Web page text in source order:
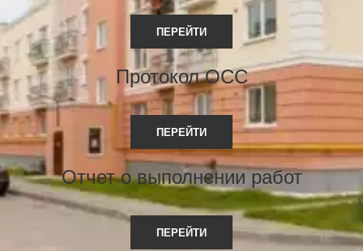
ПЕРЕЙТИ
Протокол ОСС
ПЕРЕЙТИ
Отчет о выполнении работ
ПЕРЕЙТИ